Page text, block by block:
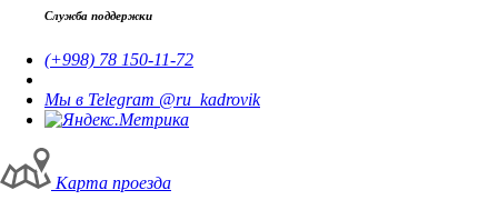
Служба поддержки
(+998) 78 150-11-72
Мы в Telegram @ru_kadrovik
Карта проезда